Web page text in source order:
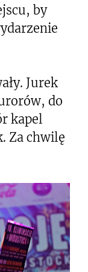
by
Jurek
do
kapel
Za chwilę